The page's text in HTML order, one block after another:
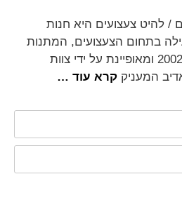
/ להיט צעצועים היא חנות
בתחום הצעצועים, המתנות
ומשחקי הקופסא משנת 2002 ומאופיינת על ידי צוות
המעניק קרא עוד …